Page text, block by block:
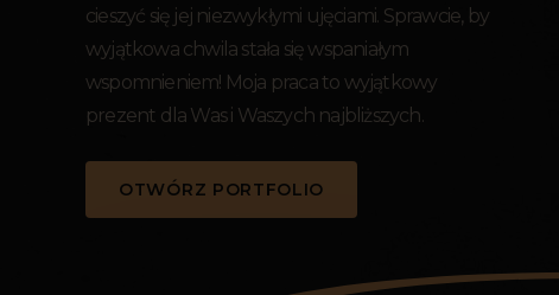
cieszyć się jej niezwykłymi ujęciami. Sprawcie, by
wyjątkowa chwila stała się wspaniałym
wspomnieniem! Moja praca to wyjątkowy
prezent dla Was i Waszych najbliższych.
OTWÓRZ PORTFOLIO